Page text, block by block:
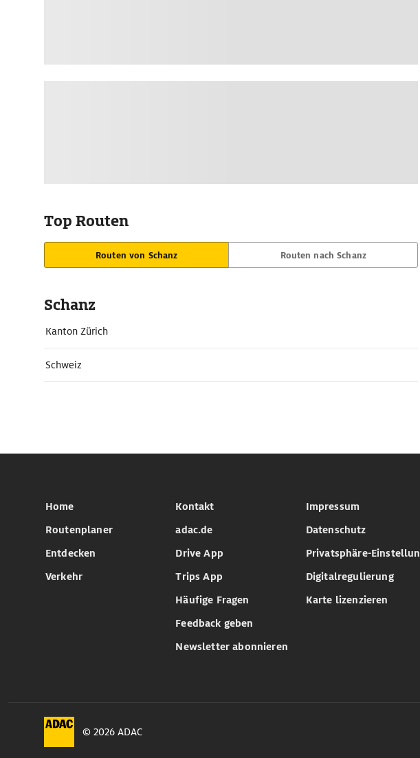
Top Routen
Routen von Schanz Routen nach Schanz
Schanz
Kanton Zürich
Schweiz
Home
Routenplaner
Entdecken
Verkehr
Kontakt
adac.de
Drive App
Trips App
Häufige Fragen
Feedback geben
Newsletter abonnieren
Impressum
Datenschutz
Privatsphäre-
Digitalregulierung
Karte lizenzieren
© 2026 ADAC